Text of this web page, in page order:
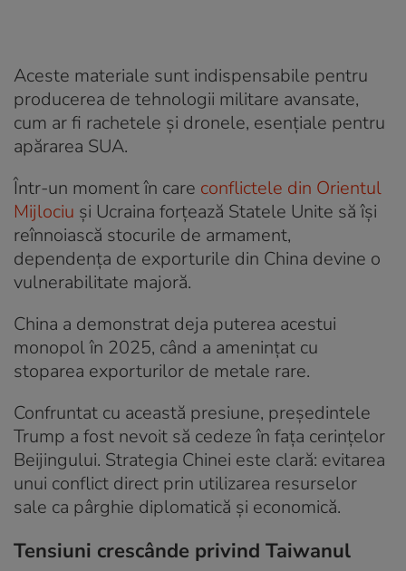
Aceste materiale sunt indispensabile pentru
producerea de tehnologii militare avansate,
cum ar fi rachetele și dronele, esențiale pentru
apărarea SUA.
Într-un moment în care conflictele din Orientul
Mijlociu și Ucraina forțează Statele Unite să își
reînnoiască stocurile de armament,
dependența de exporturile din China devine o
vulnerabilitate majoră.
China a demonstrat deja puterea acestui
monopol în 2025, când a amenințat cu
stoparea exporturilor de metale rare.
Confruntat cu această presiune, președintele
Trump a fost nevoit să cedeze în fața cerințelor
Beijingului. Strategia Chinei este clară: evitarea
unui conflict direct prin utilizarea resurselor
sale ca pârghie diplomatică și economică.
Tensiuni crescânde privind Taiwanul